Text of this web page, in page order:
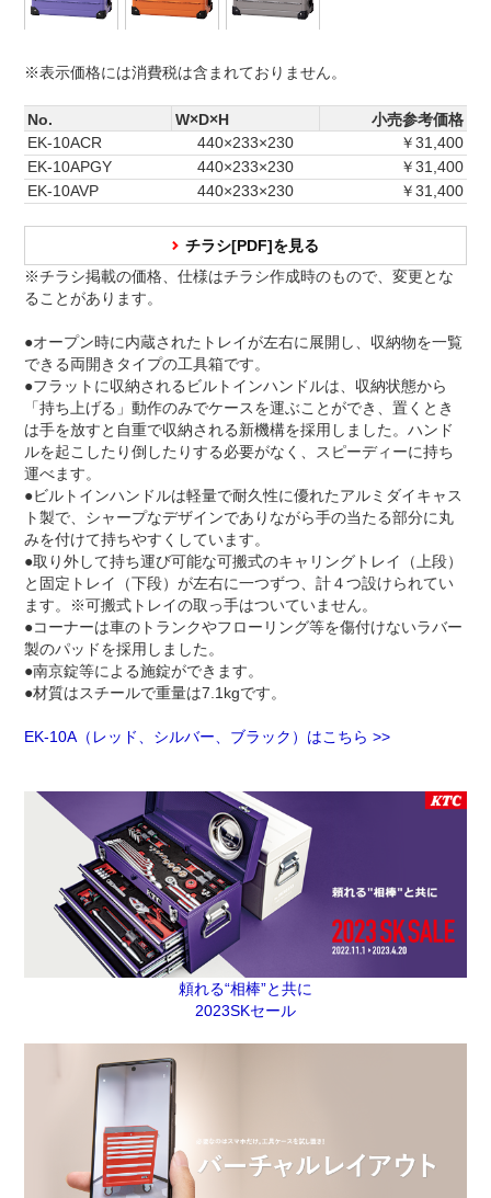
※表示価格には消費税は含まれておりません。
No. W×D×H
小売参考価格
EK-10ACR
440×233×230
￥31,400
EK-10APGY
440×233×230
￥31,400
EK-10AVP
440×233×230 ￥31,400
チラシ[PDF]を見る
※チラシ掲載の価格、仕様はチラシ作成時のもので、変更とな
ることがあります。
●オープン時に内蔵されたトレイが左右に展開し、収納物を一覧
できる両開きタイプの工具箱です。
●フラットに収納されるビルトインハンドルは、収納状態から
「持ち上げる」動作のみでケースを運ぶことができ、置くとき
は手を放すと自重で収納される新機構を採用しました。ハンド
ルを起こしたり倒したりする必要がなく、スピーディーに持ち
運べます。
●ビルトインハンドルは軽量で耐久性に優れたアルミダイキャス
ト製で、シャープなデザインでありながら手の当たる部分に丸
みを付けて持ちやすくしています。
●取り外して持ち運び可能な可搬式のキャリングトレイ（上段）
と固定トレイ（下段）が左右に一つずつ、計４つ設けられてい
ます。※可搬式トレイの取っ手はついていません。
●コーナーは車のトランクやフローリング等を傷付けないラバー
製のパッドを採用しました。
●南京錠等による施錠ができます。
●材質はスチールで重量は7.1kgです。
EK-10A（レッド、シルバー、ブラック）はこちら >>
頼れる“相棒”と共に
2023SKセール